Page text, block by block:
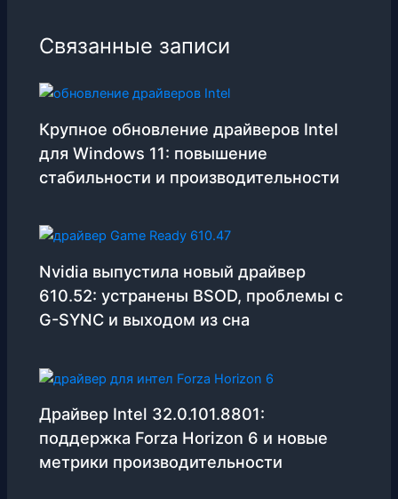
Связанные записи
Крупное обновление драйверов Intel
для Windows 11: повышение
стабильности и производительности
Nvidia выпустила новый драйвер
610.52: устранены BSOD, проблемы с
G-SYNC и выходом из сна
Драйвер Intel 32.0.101.8801:
поддержка Forza Horizon 6 и новые
метрики производительности